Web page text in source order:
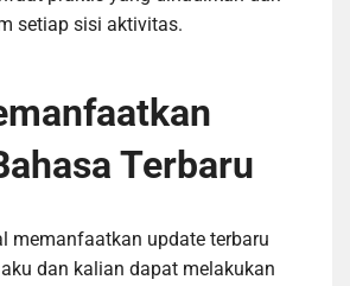
setiap sisi aktivitas.
Terbaru
memanfaatkan update terbaru
aku dan kalian dapat melakukan